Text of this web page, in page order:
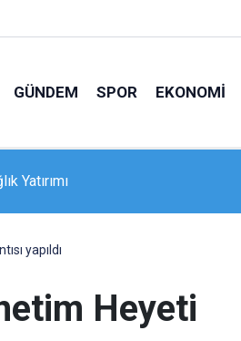
GÜNDEM SPOR EKONOMI
Oturdu
yapıldı
Heyeti